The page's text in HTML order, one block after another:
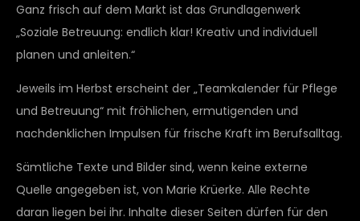
Ganz frisch auf dem Markt ist das Grundlagenwerk
„Soziale Betreuung: endlich klar! Kreativ und individuell
planen und anleiten.“
Jeweils im Herbst erscheint der „Teamkalender für Pflege
und Betreuung“ mit fröhlichen, ermutigenden und
nachdenklichen Impulsen für frische Kraft im Berufsalltag.
Sämtliche Texte und Bilder sind, wenn keine externe
Quelle angegeben ist, von Marie Krüerke. Alle Rechte
daran liegen bei ihr. Inhalte dieser Seiten dürfen für den